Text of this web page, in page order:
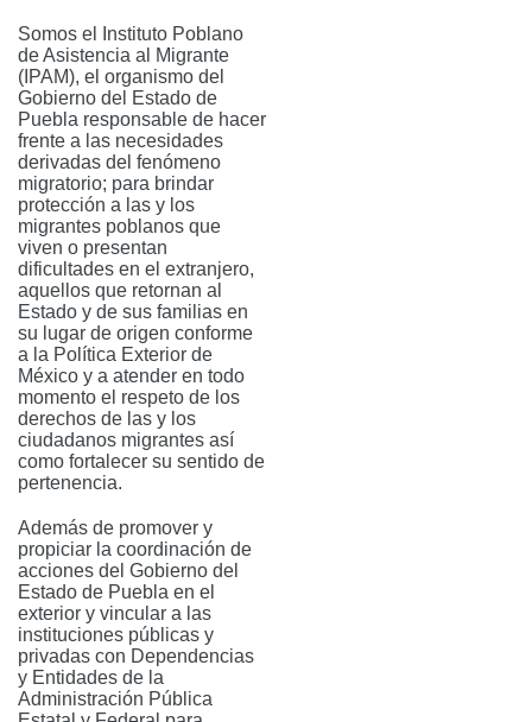
Somos el Instituto Poblano
de Asistencia al Migrante
(IPAM), el organismo del
Gobierno del Estado de
Puebla responsable de hacer
frente a las necesidades
derivadas del fenómeno
migratorio; para brindar
protección a las y los
migrantes poblanos que
viven o presentan
dificultades en el extranjero,
aquellos que retornan al
Estado y de sus familias en
su lugar de origen conforme
a la Política Exterior de
México y a atender en todo
momento el respeto de los
derechos de las y los
ciudadanos migrantes así
como fortalecer su sentido de
pertenencia.
Además de promover y
propiciar la coordinación de
acciones del Gobierno del
Estado de Puebla en el
exterior y vincular a las
instituciones públicas y
privadas con Dependencias
y Entidades de la
Administración Pública